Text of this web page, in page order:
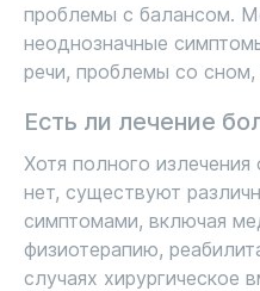
проблемы с балансом.
неоднозначные
речи, проблемы со
Есть ли лечение
Хотя полного
нет, существуют
симптомами, включая
физиотерапию,
случаях хирургическое